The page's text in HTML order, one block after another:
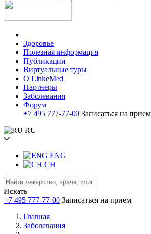
Здоровье
Полезная информация
Публикации
Виртуальные туры
О LinkeMed
Партнёры
Заболевания
Форум
+7 495 777-77-00 Записаться на прием
RU
ENG
CH
Искать
+7 495 777-77-00 Записаться на прием
Главная
Заболевания